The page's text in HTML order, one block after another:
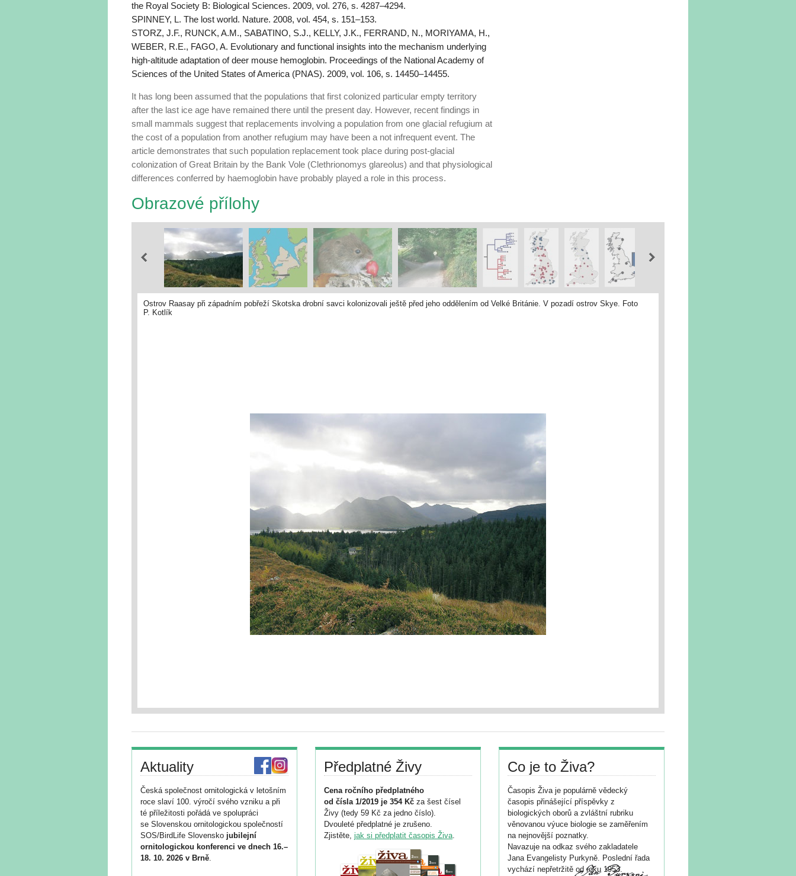
the Royal Society B: Biological Sciences. 2009, vol. 276, s. 4287–4294.
SPINNEY, L. The lost world. Nature. 2008, vol. 454, s. 151–153.
STORZ, J.F., RUNCK, A.M., SABATINO, S.J., KELLY, J.K., FERRAND, N., MORIYAMA, H.,
WEBER, R.E., FAGO, A. Evolutionary and functional insights into the mechanism underlying
high-altitude adaptation of deer mouse hemoglobin. Proceedings of the National Academy of
Sciences of the United States of America (PNAS). 2009, vol. 106, s. 14450–14455.
It has long been assumed that the populations that first colonized particular empty territory
after the last ice age have remained there until the present day. However, recent findings in
small mammals suggest that replacements involving a population from one glacial refugium at
the cost of a popula­tion from another refugium may have been a not infrequent event. The
article demonstrates that such population replacement took place during post-glacial
colonization of Great Britain by the Bank Vole (Clethrio­nomys glareolus) and that physiological
differences conferred by haemoglobin have probably played a role in this process.
Obrazové přílohy
Ostrov Raasay při západním pobřeží Skotska drobní savci kolonizovali ještě před jeho oddělením od Velké Británie. V pozadí ostrov Skye. Foto
P. Kotlík
Aktuality
Česká společnost ornitologická v letošním
roce slaví 100. výročí svého vzniku a při
té příležitosti pořádá ve spolupráci
se Slovenskou ornitologickou společností
SOS/BirdLife Slovensko jubilejní
ornitologickou konferenci ve dnech 16.–
18. 10. 2026 v Brně.
Předplatné Živy
Cena ročního předplatného
od čísla 1/2019 je 354 Kč za šest čísel
Živy (tedy 59 Kč za jedno číslo).
Dvouleté předplatné je zrušeno.
Zjistěte, jak si předplatit časopis Živa.
Co je to Živa?
Časopis Živa je populárně vědecký
časopis přinášející příspěvky z
biologických oborů a zvláštní rubriku
věnovanou výuce biologie se zaměřením
na nejnovější poznatky.
Navazuje na odkaz svého zakladatele
Jana Evangelisty Purkyně. Poslední řada
vychází nepřetržitě od roku 1953.